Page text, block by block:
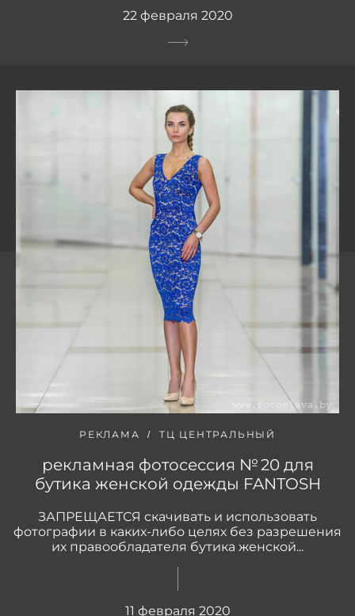
22 февраля 2020
РЕКЛАМА ТЦ ЦЕНТРАЛЬНЫЙ
рекламная фотосессия № 20 для
бутика женской одежды FANTOSH
ЗАПРЕЩАЕТСЯ скачивать и использовать
фотографии в каких-либо целях без разрешения
их правообладателя бутика женской...
11 февраля 2020